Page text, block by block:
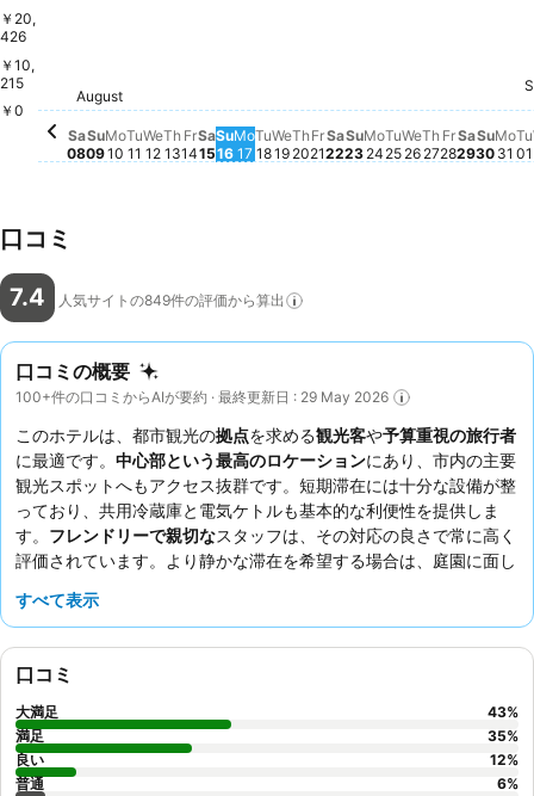
￥20,
426
￥10,
215
￥0
Saturday, August 08
￥13,810
August
Sa
08
Sunday, August 09
￥13,712
Su
09
Monday, August 10
￥13,635
Mo
10
Tu
11
We
12
Th
13
Fr
14
Sa
15
Su
16
Mo
17
Tu
18
We
19
Thursday, August 20
この日付の価格動向はあり
Th
20
Fr
21
Sa
22
Su
23
Mo
24
Tuesday,
Tu
25
We
26
Th
27
Fr
28
Sa
29
Su
30
Mo
31
Tu
01
口コミ
7.4 人気サイトの849件の評価から算出
口コミの概要
100+件の口コミからAIが要約 · 最終更新日 : 29 May 2026
このホテルは、都市観光の拠点を求める観光客や予算重視の旅行者
に最適です。 中心部という最高のロケーションにあり、市内の主要
観光スポットへもアクセス抜群です。短期滞在には十分な設備が整
っており、共用冷蔵庫と電気ケトルも基本的な利便性を提供しま
す。 フレンドリーで親切なスタッフは、その対応の良さで常に高く
評価されています。より静かな滞在を希望する場合は、庭園に面し
すべて表示
口コミ
大満足 43%
満足
35%
良い
12%
普通
6%